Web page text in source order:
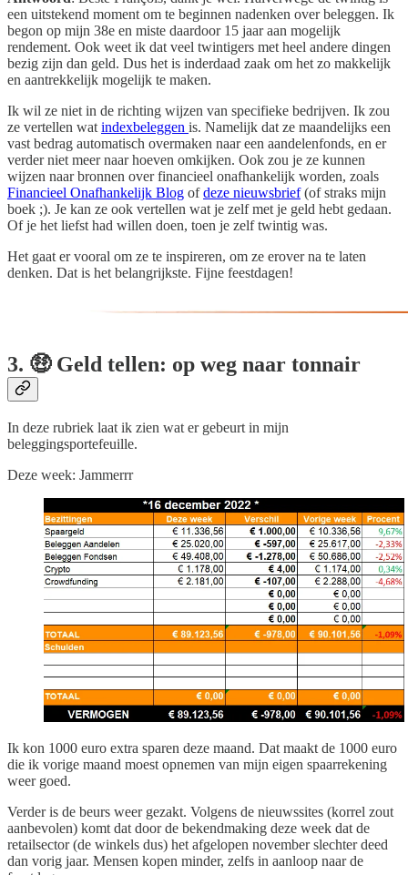
een uitstekend moment om te beginnen nadenken over beleggen. Ik
begon op mijn 38e en miste daardoor 15 jaar aan mogelijk
rendement. Ook weet ik dat veel twintigers met heel andere dingen
bezig zijn dan geld. Dus het is inderdaad zaak om het zo makkelijk
en aantrekkelijk mogelijk te maken.
Ik wil ze niet in de richting wijzen van specifieke bedrijven. Ik zou
ze vertellen watindexbeleggen is. Namelijk dat ze maandelijks een
vast bedrag automatisch overmaken naar een aandelenfonds, en er
verder niet meer naar hoeven omkijken. Ook zou je ze kunnen
wijzen naar bronnen over financieel onafhankelijk worden, zoals
Financieel Onafhankelijk Blog ofdeze nieuwsbrief(of straks mijn
boek ;). Je kan ze ook vertellen wat je zelf met je geld hebt gedaan.
Of je het liefst had willen doen, toen je zelf twintig was.
Het gaat er vooral om ze te inspireren, om ze erover na te laten
denken. Dat is het belangrijkste. Fijne feestdagen!
3. 🤑 Geld tellen: op weg naar tonnair
In deze rubriek laat ik zien wat er gebeurt in mijn
beleggingsportefeuille.
Deze week: Jammerrr
Ik kon 1000 euro extra sparen deze maand. Dat maakt de 1000 euro
die ik vorige maand moest opnemen van mijn eigen spaarrekening
weer goed.
Verder is de beurs weer gezakt. Volgens de nieuwssites (korrel zout
aanbevolen) komt dat door de bekendmaking deze week dat de
retailsector (de winkels dus) het afgelopen november slechter deed
dan vorig jaar. Mensen kopen minder, zelfs in aanloop naar de